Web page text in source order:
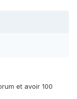
et avoir 100